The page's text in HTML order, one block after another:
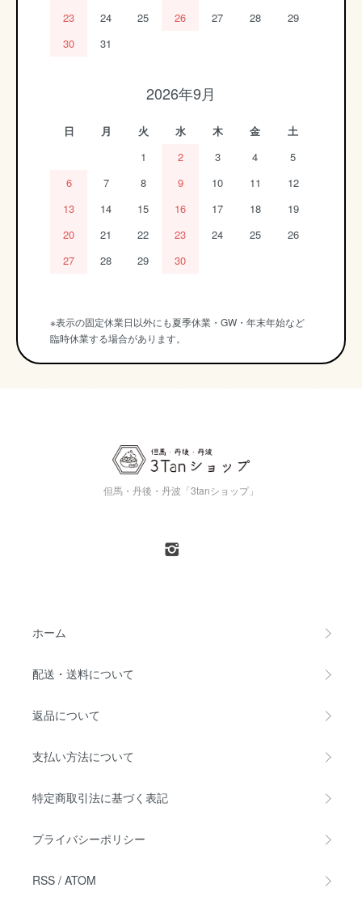
23
24 25 26 27 28
29
30
31
2026年9月
日 月 火 水 木 金
土
1
2 3 4
5
6
7 8 9 10 11
12
13
14 15 16 17 18
19
20
21 22 23 24 25
26
27
28 29 30
※表示の固定休業日以外にも夏季休業・GW・年末年始など
臨時休業する場合があります。
但馬・丹後・丹波「3tanショップ」
ホーム
配送・送料について
返品について
支払い方法について
特定商取引法に基づく表記
プライバシーポリシー
RSS / ATOM